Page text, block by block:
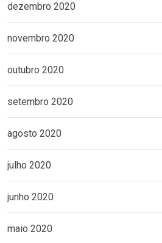
dezembro 2020
novembro 2020
outubro 2020
setembro 2020
agosto 2020
julho 2020
junho 2020
maio 2020